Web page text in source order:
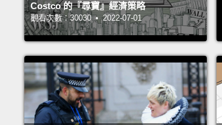
Costco 的『尋寶』經濟策略
觀看次數：30030 • 2022-07-01